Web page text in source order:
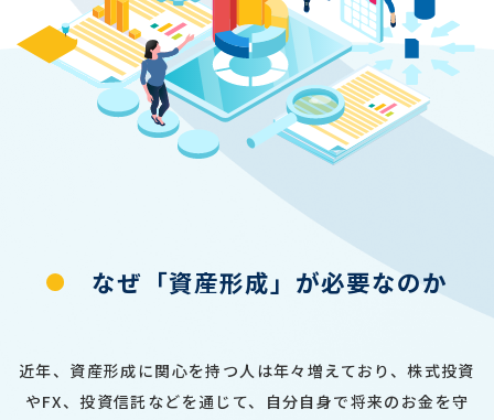
なぜ「資産形成」が必要なのか
近年、資産形成に関心を持つ人は年々増えており、株式投資
やFX、投資信託などを通じて、自分自身で将来のお金を守